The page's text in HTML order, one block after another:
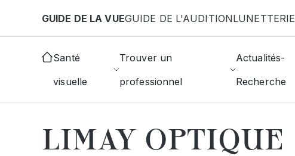
GUIDE DE LA VUEGUIDE DE L'AUDITIONLUNETTERIE
Santé
visuelle
Trouver un
professionnel
Actualités-
Recherche
Accueil Choisir mon opticien Limay LIMAY OPTIQUE
LIMAY OPTIQUE